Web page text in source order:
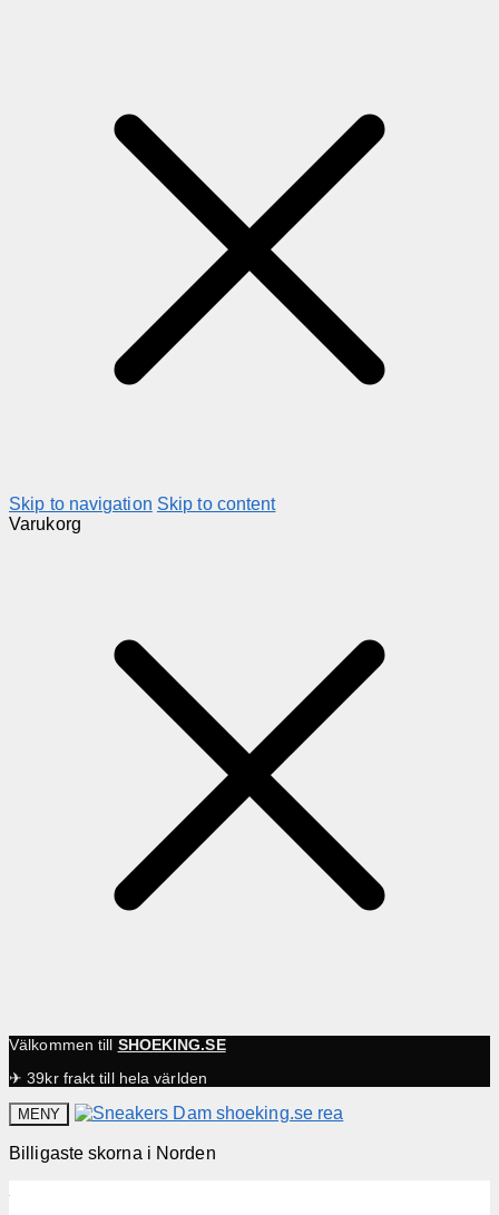
Skip to navigation Skip to content
Varukorg
Välkommen till SHOEKING.SE
✈ 39kr frakt till hela världen
MENY
Billigaste skorna i Norden